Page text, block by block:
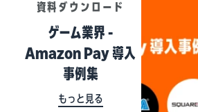
資料ダウンロード
ゲーム業界 -
Amazon Pay 導入
事例集
もっと見る